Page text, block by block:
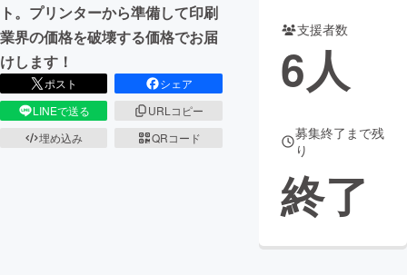
CAMPFIRE for Social Good
CAMPFIRE Creation
コミュニティ
ト。プリンターから準備して印刷
業界の価格を破壊する価格でお届
けします！
ポスト
シェア
LINEで送る
URLコピー
埋め込み
QRコード
支援者数
6人
募集終了まで残
り
終了